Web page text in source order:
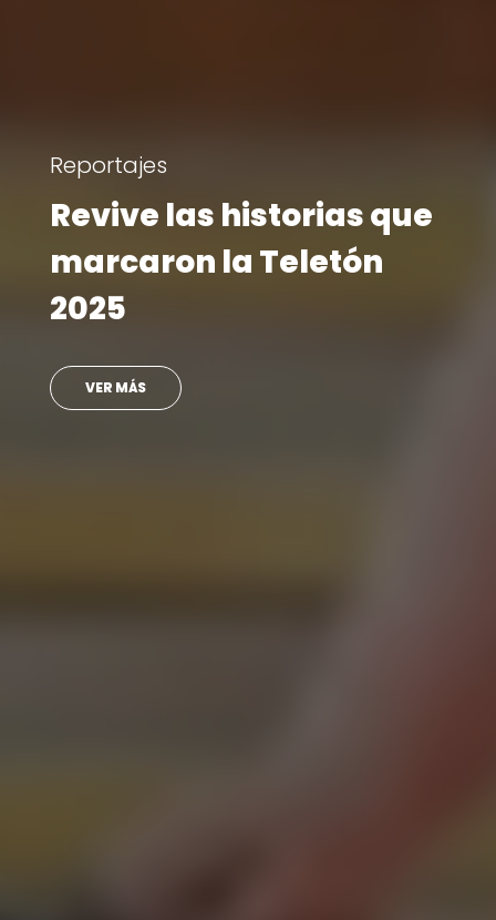
Visita Teletón
Ministro se reencontró
con doctora que lo
atendió en su infancia
VER MÁS